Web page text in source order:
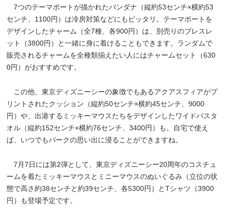
7つのテーマポートが描かれたバンダナ（縦約53センチ×横約53
センチ、1100円）は冷房対策などにもピッタリ。テーマポートを
デザインしたチャーム（全7種、各900円）は、別売りのブレスレ
ット（3800円）と一緒に身に着けることもできます。ランダムで
販売されるチャームを全種類揃えたい人にはチャームセット（630
0円）がおすすめです。
この他、東京ディズニーシーの象徴でもあるアクアスフィアがプ
リントされたクッション（縦約50センチ×横約45センチ、9000
円）や、出港するミッキーマウスたちをデザインしたワイドバスタ
オル（縦約152センチ×横約76センチ、3400円）も。自宅で使え
ば、いつでもパークの思い出に浸ることができますね。
7月7日には第2弾として、東京ディズニーシー20周年のコスチュ
ームを着たミッキーマウスとミニーマウスのぬいぐるみ（立位の状
態で高さ約38センチと約39センチ、各5300円）とTシャツ（3900
円）も登場予定です。